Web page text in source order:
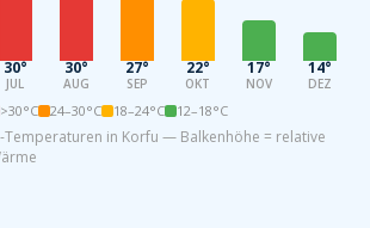
Korfu
79
30°
JUL
30°
AUG
27°
SEP
22°
OKT
17°
NOV
14°
DEZ
>30°C 24–30°C 18–24°C 12–18°C
in Korfu — Balkenhöhe = relative